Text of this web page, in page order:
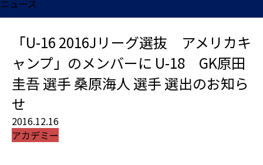
ニュース
「U-16 2016Jリーグ選抜 アメリカキ
ャンプ」のメンバーに U-18 GK原田
圭吾 選手 桑原海人 選手 選出のお知ら
せ
2016.12.16
アカデミー